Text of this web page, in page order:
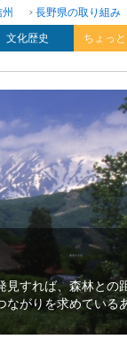
長野県の取り組み
文化歴史 ちょっ
すれば、森林との
がりを求めている